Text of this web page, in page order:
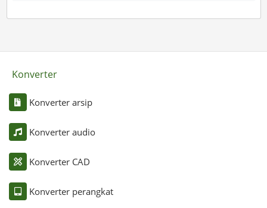
Konverter
Konverter arsip
Konverter audio
Konverter CAD
Konverter perangkat